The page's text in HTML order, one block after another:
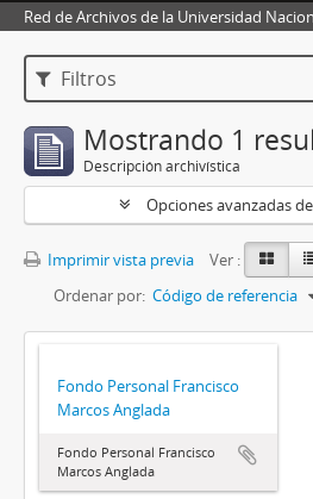
Red de Archivos de la Universidad
Filtros
Mostrando 1
Descripción archivística
Opciones avanzadas
Imprimir vista previa
Ver :
Ordenar por: Código de referencia
Fondo Personal Francisco
Marcos Anglada
Fondo Personal Francisco
Marcos Anglada